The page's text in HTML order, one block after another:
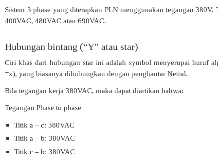
Sistem 3 phase yang diterapkan PLN menggunakan tegangan
400VAC, 480VAC atau 690VAC.
Hubungan bintang (“Y” atau star)
Ciri khas dari hubungan star ini adalah symbol menyerupai huruf
=x), yang biasanya dihubungkan dengan penghantar Netral.
Bila tegangan kerja 380VAC, maka dapat diartikan bahwa:
Tegangan Phase to phase
Titik a – c: 380VAC
Titik a – b: 380VAC
Titik c – b: 380VAC